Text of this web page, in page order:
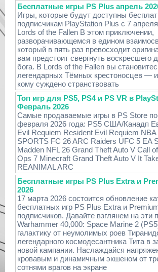
Бесплатные игры PS Plus апрель
Игры, которые будут доступны
подписчикам PlayStation Plus с 7
Lords of the Fallen В этом приключении,
разворачивающемся в едином
который в пять раз превосходит
вам предстоит свергнуть воскресшего
бога. В Lords of the Fallen вы
легендарных Тёмных крестоносцев —
кому суждено странствовать
Топ игр для PS5, PS4 и PS VR в
Февраль 2026
Самые продаваемые игры в PS Store по
февраля 2026 года: PS5 США/Канадп
Evil Requiem Resident Evil Requiem NBA
SPORTS FC 26 ARC Raiders UFC 5 EA
Madden NFL 26 Grand Theft Auto V Call
Ops 7 Minecraft Grand Theft Auto V It
REANIMAL ARC
Бесплатные игры PS Plus Extra и
2026
17 марта 2026 состоится обновление
бесплатных игр PS Plus Extra и
подписчиков. Давайте взглянем на эти
Warhammer 40,000: Space Marine 2
галактику от неумолимых роев
легендарного космодесантника Тита в
новой кампании. Наслаждайся
кровавым и динамичным экшеном от
сотнями врагов на экране